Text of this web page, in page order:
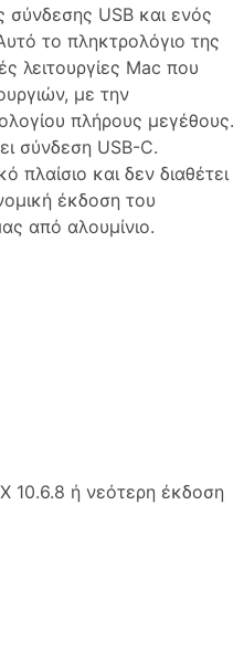
σύνδεσης USB και ενός
το πληκτρολόγιο της
λειτουργίες Mac που
με την
πλήρους μεγέθους.
σύνδεση USB-C.
πλαίσιο και δεν διαθέτει
έκδοση του
από αλουμίνιο.
10.6.8 ή νεότερη έκδοση